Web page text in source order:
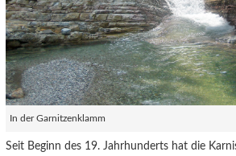
In der Garnitzenklamm
Seit Beginn des 19. Jahrhunderts hat die